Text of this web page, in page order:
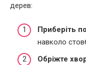
дерев:
Приберіть
навколо
Обріжте